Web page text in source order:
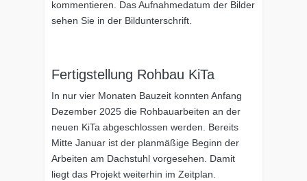
kommentieren. Das Aufnahmedatum der Bilder
sehen Sie in der Bildunterschrift.
Fertigstellung Rohbau KiTa
In nur vier Monaten Bauzeit konnten Anfang
Dezember 2025 die Rohbauarbeiten an der
neuen KiTa abgeschlossen werden. Bereits
Mitte Januar ist der planmäßige Beginn der
Arbeiten am Dachstuhl vorgesehen. Damit
liegt das Projekt weiterhin im Zeitplan.